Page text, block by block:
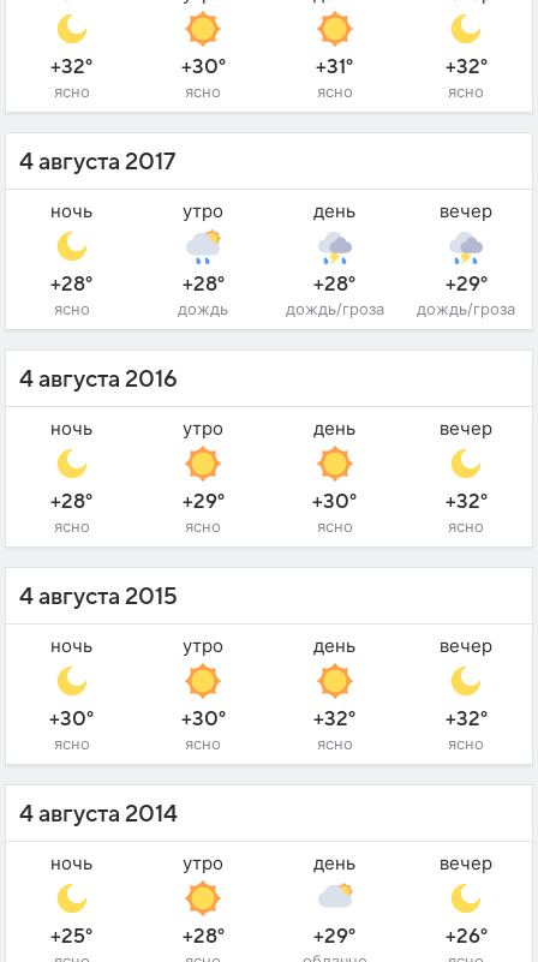
+32°
ясно
+30°
ясно
+31°
ясно
+32°
ясно
4 августа 2017
ночь
+28°
ясно
утро
+28°
дождь
день
+28°
дождь/гроза
вечер
+29°
дождь/гроза
4 августа 2016
ночь
+28°
ясно
утро
+29°
ясно
день
+30°
ясно
вечер
+32°
ясно
4 августа 2015
ночь
+30°
ясно
утро
+30°
ясно
день
+32°
ясно
вечер
+32°
ясно
4 августа 2014
ночь
+25°
утро
+28°
день
+29°
вечер
+26°